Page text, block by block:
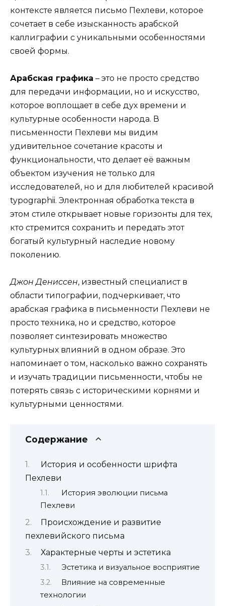
контексте является письмо Пехлеви, которое
сочетает в себе изысканность арабской
каллиграфии с уникальными особенностями
своей формы.
Арабская графика – это не просто средство
для передачи информации, но и искусство,
которое воплощает в себе дух времени и
культурные особенности народа. В
письменности Пехлеви мы видим
удивительное сочетание красоты и
функциональности, что делает её важным
объектом изучения не только для
исследователей, но и для любителей красивой
typographii. Электронная обработка текста в
этом стиле открывает новые горизонты для тех,
кто стремится сохранить и передать этот
богатый культурный наследие новому
поколению.
Джон Дениссен, известный специалист в
области типографии, подчеркивает, что
арабская графика в письменности Пехлеви не
просто техника, но и средство, которое
позволяет синтезировать множество
культурных влияний в одном образе. Это
напоминает о том, насколько важно сохранять
и изучать традиции письменности, чтобы не
потерять связь с историческими корнями и
культурными ценностями.
Содержание
История и особенности шрифта
Пехлеви
История эволюции письма
Пехлеви
Происхождение и развитие
пехлевийского письма
Характерные черты и эстетика
Эстетика и визуальное восприятие
Влияние на современные
технологии